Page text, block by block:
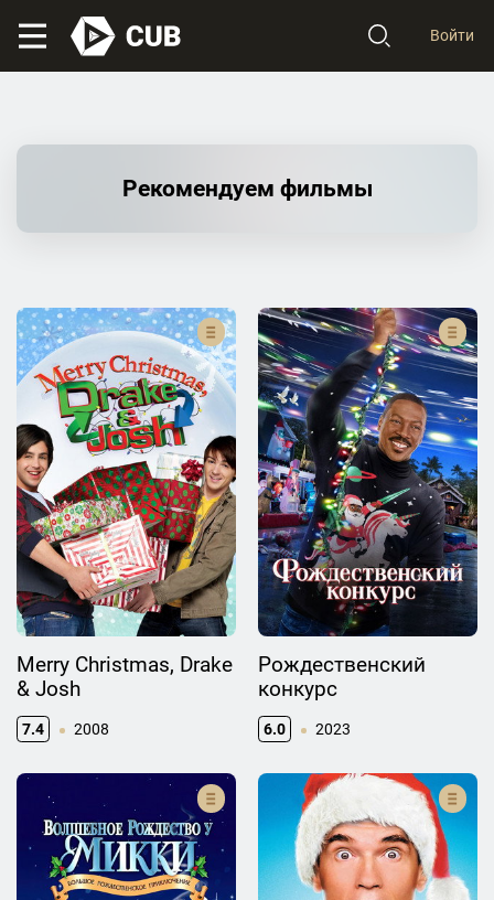
Войти
Рекомендуем фильмы
Merry Christmas, Drake
& Josh
7.4 2008
Рождественский
конкурс
6.0 2023